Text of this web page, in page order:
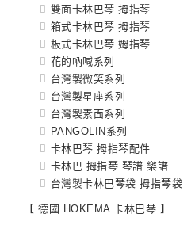
雙面卡林巴琴 拇指琴
箱式卡林巴琴 拇指琴
板式卡林巴琴 姆指琴
花的吶喊系列
台灣製微笑系列
台灣製星座系列
台灣製素面系列
PANGOLIN系列
卡林巴琴 拇指琴配件
卡林巴 拇指琴 琴譜 樂譜
台灣製卡林巴琴袋 拇指琴袋
【 德國 HOKEMA 卡林巴琴 】